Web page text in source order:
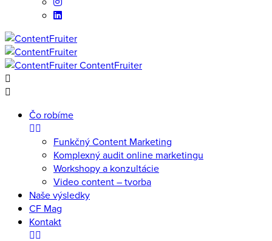
Skip
to
content
ContentFruiter
Čo robíme
Funkčný Content Marketing
Komplexný audit online marketingu
Workshopy a konzultácie
Video content – tvorba
Naše výsledky
CF Mag
Kontakt